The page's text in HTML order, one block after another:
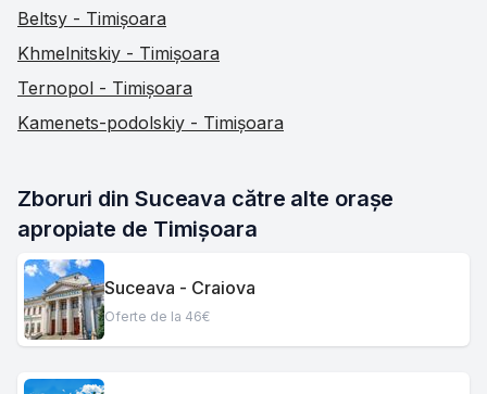
Beltsy - Timișoara
Khmelnitskiy - Timișoara
Ternopol - Timișoara
Kamenets-podolskiy - Timișoara
Zboruri din Suceava către alte orașe
apropiate de Timișoara
Suceava - Craiova
Oferte de la 46€